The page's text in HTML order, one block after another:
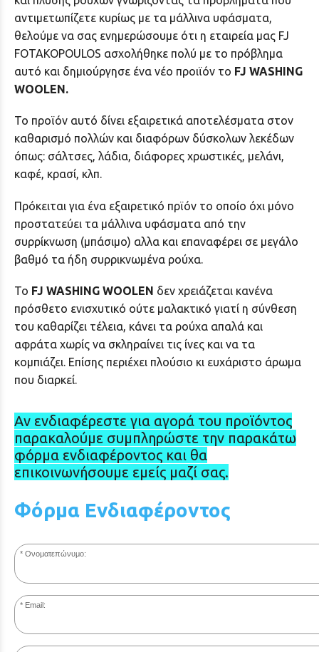
αντιμετωπίζετε κυρίως με τα μάλλινα υφάσματα,
θελούμε να σας ενημερώσουμε ότι η εταιρεία μας FJ
FOTAKOPOULOS ασχολήθηκε πολύ με το πρόβλημα
αυτό και δημιούργησε ένα νέο προιϊόν το FJ WASHING
WOOLEN.
Το προϊόν αυτό δίνει εξαιρετικά αποτελέσματα στον
καθαρισμό πολλών και διαφόρων δύσκολων λεκέδων
όπως: σάλτσες, λάδια, διάφορες χρωστικές, μελάνι,
καφέ, κρασί, κλπ.
Πρόκειται για ένα εξαιρετικό πρϊόν το οποίο όχι μόνο
προστατεύει τα μάλλινα υφάσματα από την
συρρίκνωση (μπάσιμο) αλλα και επαναφέρει σε μεγάλο
βαθμό τα ήδη συρρικνωμένα ρούχα.
Το FJ WASHING WOOLEN δεν χρειάζεται κανένα
πρόσθετο ενισχυτικό ούτε μαλακτικό γιατί η σύνθεση
του καθαρίζει τέλεια, κάνει τα ρούχα απαλά και
αφράτα χωρίς να σκληραίνει τις ίνες και να τα
κομπιάζει. Επίσης περιέχει πλούσιο κι ευχάριστο άρωμα
που διαρκεί.
Αν ενδιαφέρεστε για αγορά του προϊόντος
παρακαλούμε συμπληρώστε την παρακάτω
φόρμα ενδιαφέροντος και θα
επικοινωνήσουμε εμείς μαζί σας.
Φόρμα Ενδιαφέροντος
Ονοματεπώνυμο:
Email: